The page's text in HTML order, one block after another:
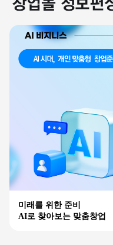
미래를 위한 준비
AI로 찾아보는 맞춤창업